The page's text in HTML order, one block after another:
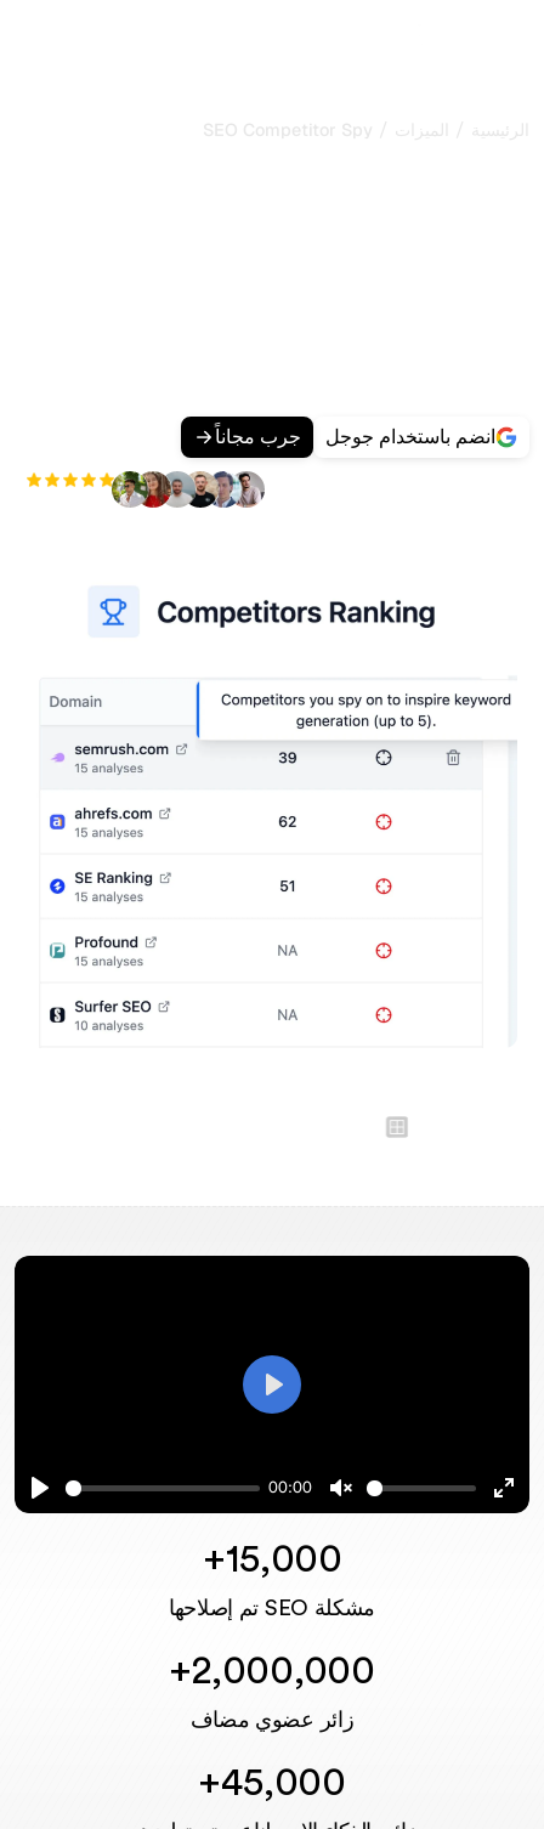
الرئيسية / الميزات /
SEO Competitor Spy
انضم باستخدام جوجل
جرب مجاناً
+3'000
Play
00:00
Unmute
Play
15,000+
مشكلة SEO تم إصلاحها
2,000,000+
زائر عضوي مضاف
45,000+